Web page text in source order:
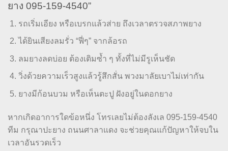
ยาง 095-159-4540”
รถเริ่มเอียง หรือเบรกแล้วส่าย ถึงเวลาตรวจสภาพยาง
ได้ยินเสียงลมรั่ว “ฟี่ๆ” จากล้อรถ
ลมยางลดบ่อย ต้องเติมซ้ำ ๆ ทั้งที่ไม่มีรูเห็นชัด
วิ่งด้วยความเร็วสูงแล้วรู้สึกสั่น พวงมาลัยเบาไม่เท่ากัน
ยางมีก้อนบวม หรือเห็นตะปู ฝังอยู่ในดอกยาง
หากเกิดอาการใดข้อหนึ่ง โทรเลยไม่ต้องลังเล 095-159-4540
ทีม กรุณาปะยาง ถนนศาลาแดง จะช่วยคุณแก้ปัญหาให้จบใน
เวลาอันรวดเร็ว